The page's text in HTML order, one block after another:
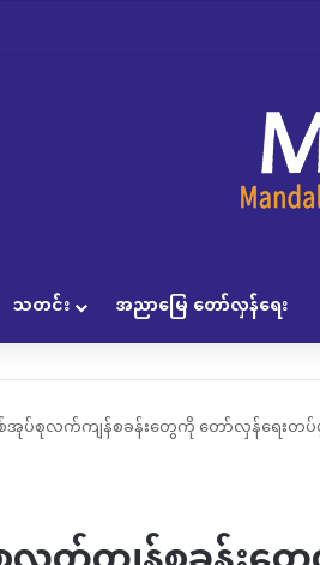
သတင်း အညာမြေ တော်လှန်ရေး
အုပ်စုလက်ကျန်စခန်းတွေကို တော်လှန်ရေးတပ်